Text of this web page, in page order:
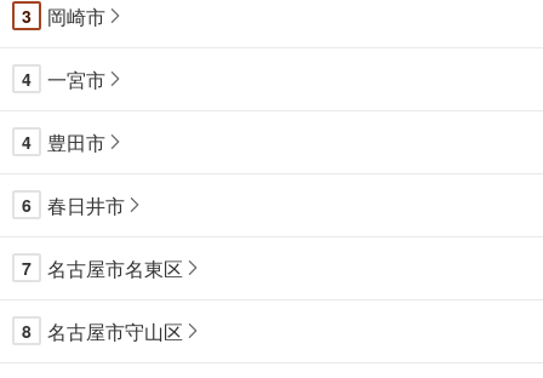
3 岡崎市
4 一宮市
4 豊田市
6 春日井市
7 名古屋市名東区
8 名古屋市守山区